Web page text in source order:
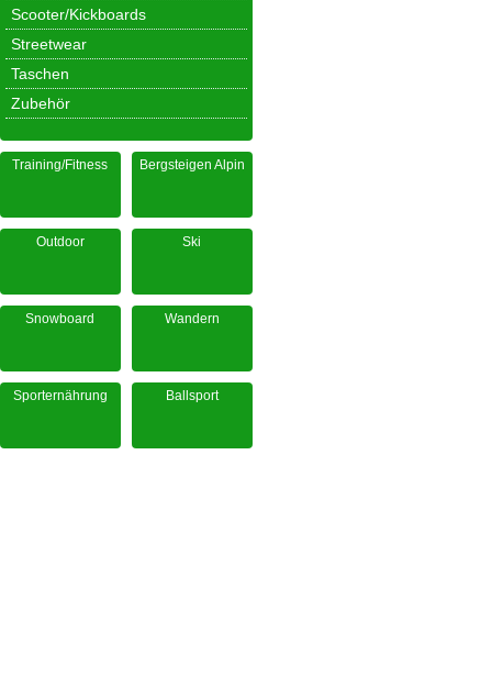
Scooter/Kickboards
Streetwear
Taschen
Zubehör
Training/Fitness Bergsteigen Alpin
Outdoor Ski
Snowboard Wandern
Sporternährung Ballsport